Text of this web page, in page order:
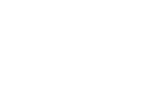
E 250 250
EDITION 7G-